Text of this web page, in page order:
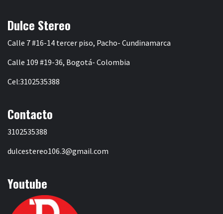
Dulce Stereo
Calle 7 #16-14 tercer piso, Pacho- Cundinamarca
Calle 109 #19-36, Bogotá- Colombia
Cel:3102535388
Contacto
3102535388
dulcestereo106.3@gmail.com
Youtube